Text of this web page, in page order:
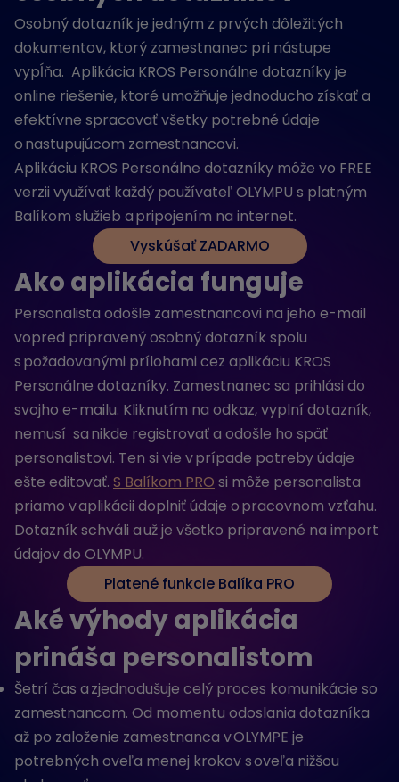
Osobný dotazník je jedným z prvých dôležitých
dokumentov, ktorý zamestnanec pri nástupe
vypĺňa. Aplikácia KROS Personálne dotazníky je
online riešenie, ktoré umožňuje jednoducho získať a
efektívne spracovať všetky potrebné údaje
o nastupujúcom zamestnancovi.
Aplikáciu KROS Personálne dotazníky môže vo FREE
verzii využívať každý používateľ OLYMPU s platným
Balíkom služieb a pripojením na internet.
Vyskúšať ZADARMO
Ako aplikácia funguje
Personalista odošle zamestnancovi na jeho e-mail
vopred pripravený osobný dotazník spolu
s požadovanými prílohami cez aplikáciu KROS
Personálne dotazníky. Zamestnanec sa prihlási do
svojho e-mailu. Kliknutím na odkaz, vyplní dotazník,
nemusí sa nikde registrovať a odošle ho späť
personalistovi. Ten si vie v prípade potreby údaje
ešte editovať. S Balíkom PRO si môže personalista
priamo v aplikácii doplniť údaje o pracovnom vzťahu.
Dotazník schváli a už je všetko pripravené na import
údajov do OLYMPU.
Platené funkcie Balíka PRO
Aké výhody aplikácia
prináša personalistom
Šetrí čas a zjednodušuje celý proces komunikácie so
zamestnancom. Od momentu odoslania dotazníka
až po založenie zamestnanca v OLYMPE je
potrebných oveľa menej krokov s oveľa nižšou